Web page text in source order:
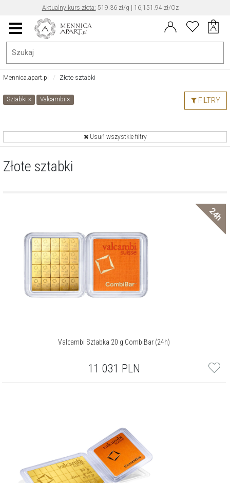
Aktualny kurs EUR/PLN: 4.30 Data aktualizacji kursu: 2026-08-08 14:02
Menu
główne
Mennica.apart.pl Złote sztabki
FILTRY
Sztabki× Valcambi×
Usuń wszystkie filtry
Złote sztabki
24h
Valcambi Sztabka 20 g CombiBar (24h)
11 031 PLN